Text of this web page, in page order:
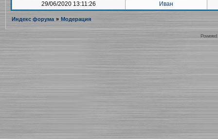
29/06/2020 13:11:26
Иван
Индекс форума » Модерация